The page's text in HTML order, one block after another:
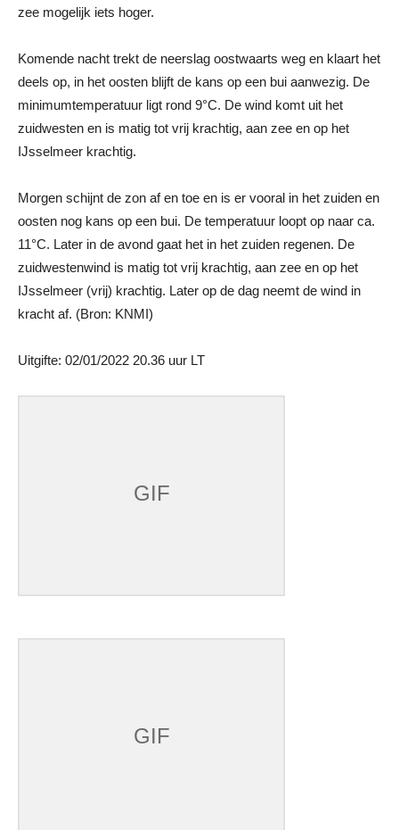
zee mogelijk iets hoger.
Komende nacht trekt de neerslag oostwaarts weg en klaart het
deels op, in het oosten blijft de kans op een bui aanwezig. De
minimumtemperatuur ligt rond 9°C. De wind komt uit het
zuidwesten en is matig tot vrij krachtig, aan zee en op het
IJsselmeer krachtig.
Morgen schijnt de zon af en toe en is er vooral in het zuiden en
oosten nog kans op een bui. De temperatuur loopt op naar ca.
11°C. Later in de avond gaat het in het zuiden regenen. De
zuidwestenwind is matig tot vrij krachtig, aan zee en op het
IJsselmeer (vrij) krachtig. Later op de dag neemt de wind in
kracht af. (Bron: KNMI)
Uitgifte: 02/01/2022 20.36 uur LT